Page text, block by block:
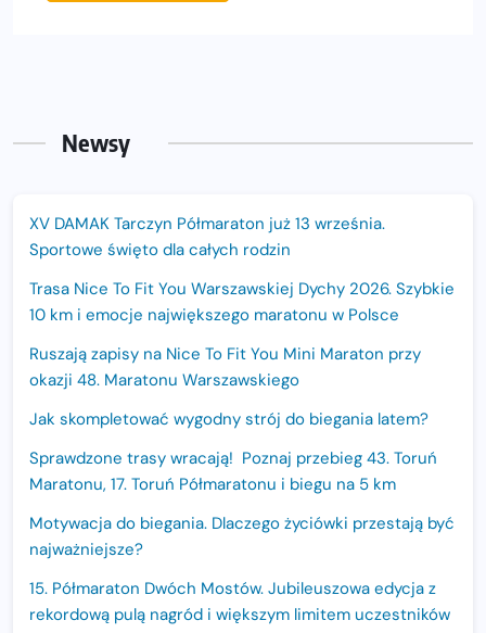
Newsy
XV DAMAK Tarczyn Półmaraton już 13 września.
Sportowe święto dla całych rodzin
Trasa Nice To Fit You Warszawskiej Dychy 2026. Szybkie
10 km i emocje największego maratonu w Polsce
Ruszają zapisy na Nice To Fit You Mini Maraton przy
okazji 48. Maratonu Warszawskiego
Jak skompletować wygodny strój do biegania latem?
Sprawdzone trasy wracają! Poznaj przebieg 43. Toruń
Maratonu, 17. Toruń Półmaratonu i biegu na 5 km
Motywacja do biegania. Dlaczego życiówki przestają być
najważniejsze?
15. Półmaraton Dwóch Mostów. Jubileuszowa edycja z
rekordową pulą nagród i większym limitem uczestników